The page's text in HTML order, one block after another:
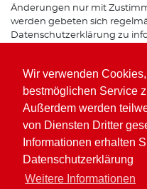
Wir verwenden
bestmöglichen Service
Außerdem werden
von Diensten Dritter
Informationen erhalten
Datenschutzerklärung
Weitere Informationen
Änderungen nur mit
werden gebeten sich
Datenschutzerklärung zu
Bei Fragen zur Erhebung,
personenbezogenen
Sperrung oder Löschung
Einwilligungen wenden Sie
Datenschutzbeauftragte(n)
Home